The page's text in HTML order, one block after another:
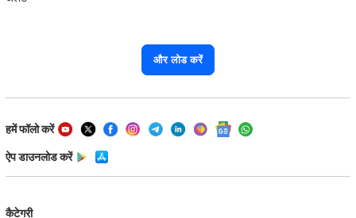
और लोड करें
हमें फॉलो करें
ऐप डाउनलोड करें
कैटेगरी